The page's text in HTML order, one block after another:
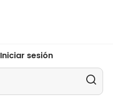
Iniciar sesión